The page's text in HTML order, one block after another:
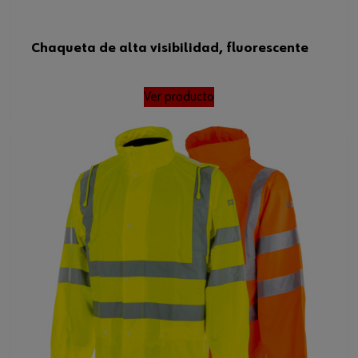
Chaqueta de alta visibilidad, fluorescente
Ver producto